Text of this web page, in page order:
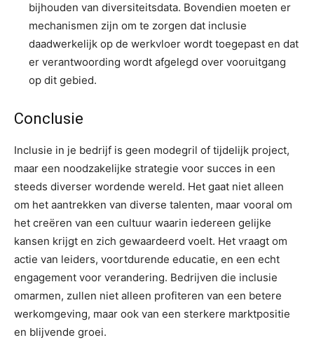
bijhouden van diversiteitsdata. Bovendien moeten er
mechanismen zijn om te zorgen dat inclusie
daadwerkelijk op de werkvloer wordt toegepast en dat
er verantwoording wordt afgelegd over vooruitgang
op dit gebied.
Conclusie
Inclusie in je bedrijf is geen modegril of tijdelijk project,
maar een noodzakelijke strategie voor succes in een
steeds diverser wordende wereld. Het gaat niet alleen
om het aantrekken van diverse talenten, maar vooral om
het creëren van een cultuur waarin iedereen gelijke
kansen krijgt en zich gewaardeerd voelt. Het vraagt om
actie van leiders, voortdurende educatie, en een echt
engagement voor verandering. Bedrijven die inclusie
omarmen, zullen niet alleen profiteren van een betere
werkomgeving, maar ook van een sterkere marktpositie
en blijvende groei.